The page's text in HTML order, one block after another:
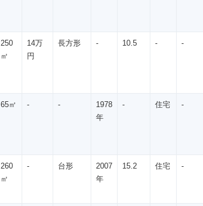
250
㎡
14万
円
長方形 - 10.5 - -
65㎡ - -
1978
年
- 住宅 -
260
㎡
- 台形
2007
年
15.2 住宅 -